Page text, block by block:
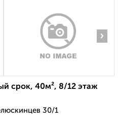
›
срок, 40м², 8/12 этаж
30/1